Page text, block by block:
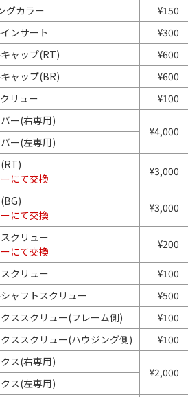
グカラー ¥150
ンサート ¥300
ャップ(RT) ¥600
ャップ(BR)
¥600
リュー ¥100
ー(右専用)
¥4,000
ー(左専用)
にて交換
¥3,000
にて交換
¥3,000
クリュー
にて交換
¥200
クリュー ¥100
ャフトスクリュー ¥500
ススクリュー(フレーム側) ¥100
ススクリュー(ハウジング側) ¥100
ス(右専用)
¥2,000
ス(左専用)